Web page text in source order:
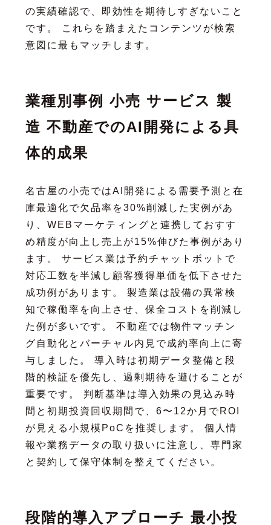
の実績確認で、即効性を期待しすぎないこと
です。 これらを踏まえたコンテンツが検索
意図に最もマッチします。
業種別事例 小売 サービス 製
造 不動産でのAI開発による具
体的成果
名古屋の小売ではAI開発による需要予測と在
庫最適化で欠品率を30%削減した実例があ
り、WEBマーケティングと連携しておすす
め精度が向上し売上が15%伸びた事例があり
ます。 サービス業は予約チャットボットで
対応工数を半減し顧客獲得単価を低下させた
成功例があります。 製造業は設備の異常検
知で稼働率を向上させ、保全コストを削減し
た例が多いです。 不動産では物件マッチン
グ自動化とバーチャル内見で成約率向上に寄
与しました。 導入時は初期データ整備と段
階的検証を優先し、過剰期待を避けることが
重要です。 判断基準は導入効果の見込み時
間と初期投資回収期間で、6〜12か月でROI
が見える小規模PoCを推奨します。 個人情
報や業務データの取り扱いに注意し、専門家
と契約して保守体制を整えてください。
段階的導入アプローチ 最小投